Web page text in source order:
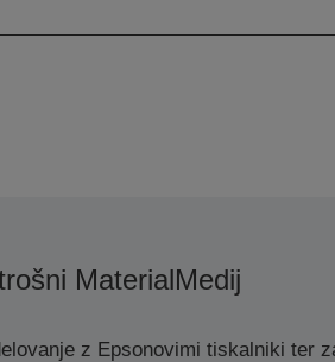
MaterialMedij
z Epsonovimi tiskalniki ter